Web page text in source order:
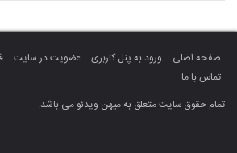
صفحه اصلی ورود به پنل کاربری عضویت در سایت
تماس با ما
تمام حقوق سایت متعلق به میهن ویدئو می باشد.